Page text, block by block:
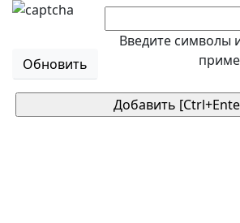
Обновить
Введите символы